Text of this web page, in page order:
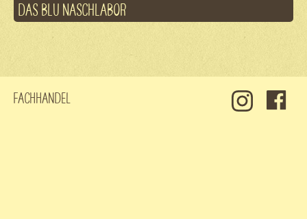
DAS BLU NASCHLABOR
Fachhandel